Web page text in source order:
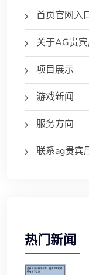
首页官网入
关于AG贵
项目展示
游戏新闻
服务方向
联系ag贵宾
热门新闻